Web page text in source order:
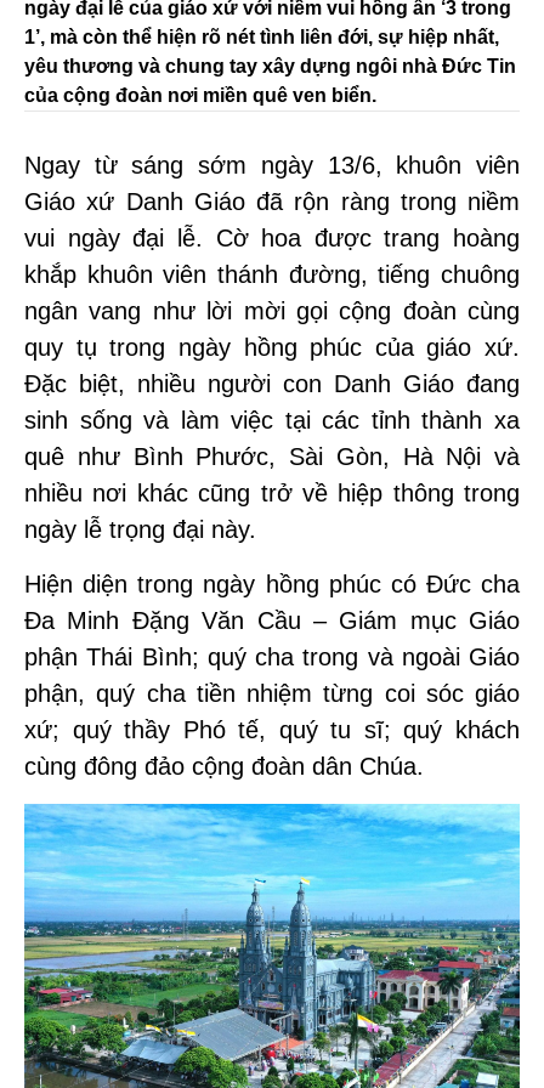
ngày đại lễ của giáo xứ với niềm vui hồng ân ‘3 trong
1’, mà còn thể hiện rõ nét tình liên đới, sự hiệp nhất,
yêu thương và chung tay xây dựng ngôi nhà Đức Tin
của cộng đoàn nơi miền quê ven biển.
Ngay từ sáng sớm ngày 13/6, khuôn viên
Giáo xứ Danh Giáo đã rộn ràng trong niềm
vui ngày đại lễ. Cờ hoa được trang hoàng
khắp khuôn viên thánh đường, tiếng chuông
ngân vang như lời mời gọi cộng đoàn cùng
quy tụ trong ngày hồng phúc của giáo xứ.
Đặc biệt, nhiều người con Danh Giáo đang
sinh sống và làm việc tại các tỉnh thành xa
quê như Bình Phước, Sài Gòn, Hà Nội và
nhiều nơi khác cũng trở về hiệp thông trong
ngày lễ trọng đại này.
Hiện diện trong ngày hồng phúc có Đức cha
Đa Minh Đặng Văn Cầu – Giám mục Giáo
phận Thái Bình; quý cha trong và ngoài Giáo
phận, quý cha tiền nhiệm từng coi sóc giáo
xứ; quý thầy Phó tế, quý tu sĩ; quý khách
cùng đông đảo cộng đoàn dân Chúa.